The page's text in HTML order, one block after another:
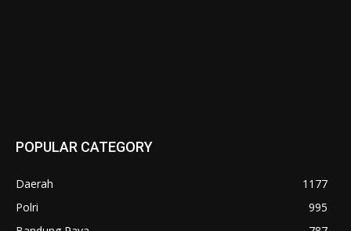
POPULAR CATEGORY
Daerah
1177
Polri
995